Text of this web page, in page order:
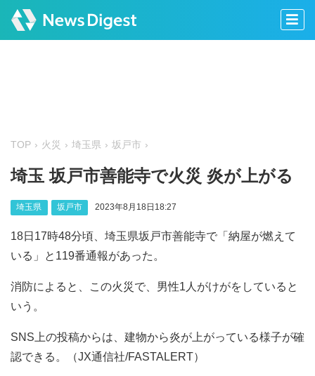
TOP 火災 埼玉県 坂戸市
埼玉 坂戸市善能寺で火災 炎が上がる
埼玉県 坂戸市 2023年8月18日18:27
18日17時48分頃、埼玉県坂戸市善能寺で「納屋が燃えて
いる」と119番通報があった。
消防によると、この火災で、男性1人がけがをしていると
いう。
SNS上の投稿からは、建物から炎が上がっている様子が確
認できる。（JX通信社/FASTALERT）